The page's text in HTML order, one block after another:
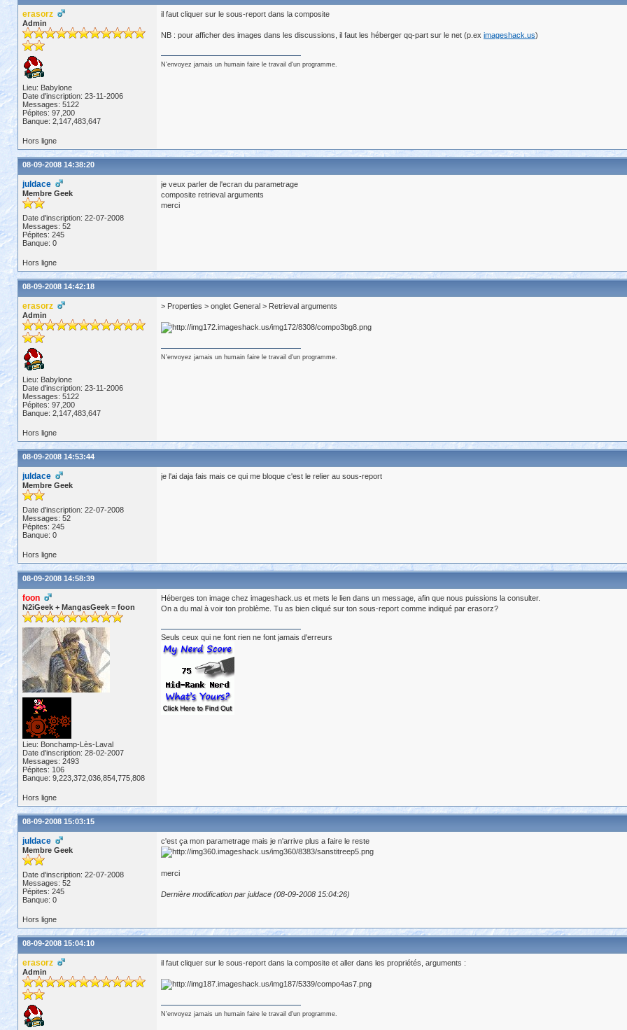
erasorz
Admin
Lieu: Babylone
Date d'inscription: 23-11-2006
Messages: 5122
Pépites: 97,200
Banque: 2,147,483,647
il faut cliquer sur le sous-report dans la composite
NB : pour afficher des images dans les discussions, il faut les héberger qq-part sur le net (p.ex imageshack.us)
N'envoyez jamais un humain faire le travail d'un programme.
Hors ligne
08-09-2008 14:38:20
juldace
Membre Geek
Date d'inscription: 22-07-2008
Messages: 52
Pépites: 245
Banque: 0
je veux parler de l'ecran du parametrage
composite retrieval arguments
merci
Hors ligne
08-09-2008 14:42:18
erasorz
Admin
Lieu: Babylone
Date d'inscription: 23-11-2006
Messages: 5122
Pépites: 97,200
Banque: 2,147,483,647
> Properties > onglet General > Retrieval arguments
N'envoyez jamais un humain faire le travail d'un programme.
Hors ligne
08-09-2008 14:53:44
juldace
Membre Geek
Date d'inscription: 22-07-2008
Messages: 52
Pépites: 245
Banque: 0
je l'ai daja fais mais ce qui me bloque c'est le relier au sous-report
Hors ligne
08-09-2008 14:58:39
foon
N2iGeek + MangasGeek = foon
Lieu: Bonchamp-Lès-Laval
Date d'inscription: 28-02-2007
Messages: 2493
Pépites: 106
Banque: 9,223,372,036,854,775,808
Héberges ton image chez imageshack.us et mets le lien dans un message, afin que nous puissions la consulter.
On a du mal à voir ton problème. Tu as bien cliqué sur ton sous-report comme indiqué par erasorz?
Seuls ceux qui ne font rien ne font jamais d'erreurs
Hors ligne
08-09-2008 15:03:15
juldace
Membre Geek
Date d'inscription: 22-07-2008
Messages: 52
Pépites: 245
Banque: 0
c'est ça mon parametrage mais je n'arrive plus a faire le reste
merci
Dernière modification par juldace (08-09-2008 15:04:26)
Hors ligne
08-09-2008 15:04:10
erasorz
Admin
il faut cliquer sur le sous-report dans la composite et aller dans les propriétés, arguments :
N'envoyez jamais un humain faire le travail d'un programme.